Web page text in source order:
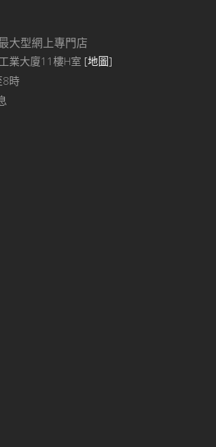
大型網上專門店
業大廈11樓H室 [地圖]
8時